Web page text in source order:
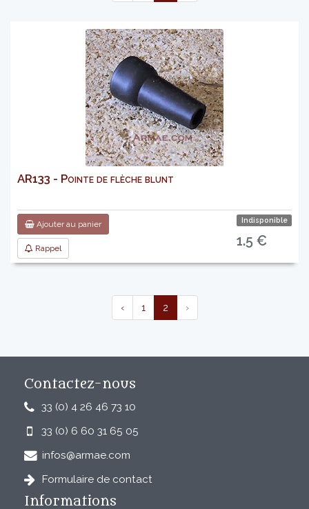
AR133 - Pointe de flèche blunt
Ajouter au panier
Rappel
Indisponible
1.5 €
‹ 1 2 ›
Contactez-nous
33 (0) 4 26 46 73 10
33 (0) 6 60 31 65 05
infos@armae.com
Formulaire de contact
Informations